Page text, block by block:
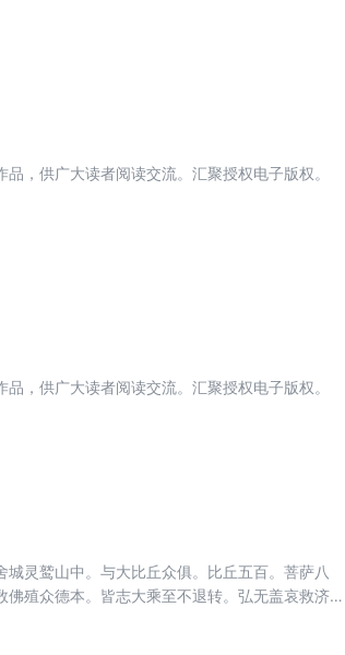
，供广大读者阅读交流。汇聚授权电子版权。
，供广大读者阅读交流。汇聚授权电子版权。
灵鹫山中。与大比丘众俱。比丘五百。菩萨八
殖众德本。皆志大乘至不退转。弘无盖哀救济十